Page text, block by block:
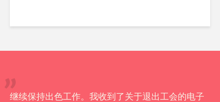
继续保持出色工作。我收到了关于退出工会的电子